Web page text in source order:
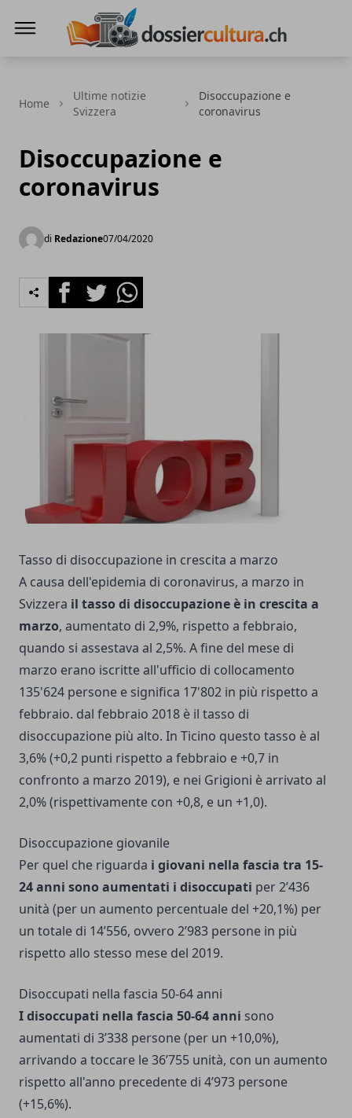
Home
Ultime notizie
Svizzera
Disoccupazione e
coronavirus
Disoccupazione e
coronavirus
di Redazione07/04/2020
FacebookTwitterWhatsapp
Tasso di disoccupazione in crescita a marzo
A causa dell'epidemia di coronavirus, a marzo in
Svizzera il tasso di disoccupazione è in crescita a
marzo, aumentato di 2,9%, rispetto a febbraio,
quando si assestava al 2,5%. A fine del mese di
marzo erano iscritte all'ufficio di collocamento
135'624 persone e significa 17'802 in più rispetto a
febbraio. dal febbraio 2018 è il tasso di
disoccupazione più alto. In Ticino questo tasso è al
3,6% (+0,2 punti rispetto a febbraio e +0,7 in
confronto a marzo 2019), e nei Grigioni è arrivato al
2,0% (rispettivamente con +0,8, e un +1,0).
Disoccupazione giovanile
Per quel che riguarda i giovani nella fascia tra 15-
24 anni sono aumentati i disoccupati per 2’436
unità (per un aumento percentuale del +20,1%) per
un totale di 14’556, ovvero 2’983 persone in più
rispetto allo stesso mese del 2019.
Disoccupati nella fascia 50-64 anni
I disoccupati nella fascia 50-64 anni sono
aumentati di 3’338 persone (per un +10,0%),
arrivando a toccare le 36’755 unità, con un aumento
rispetto all'anno precedente di 4’973 persone
(+15,6%).